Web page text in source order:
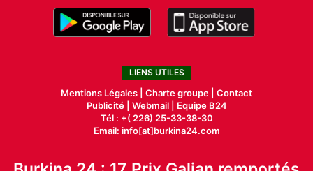
LIENS UTILES
Mentions Légales | Charte groupe | Contact
Publicité| Webmail |
Equipe B24
Tél : +( 226) 25-33-38-30
Email: info[at]burkina24.com